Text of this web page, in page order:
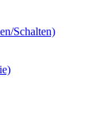
Schalten)